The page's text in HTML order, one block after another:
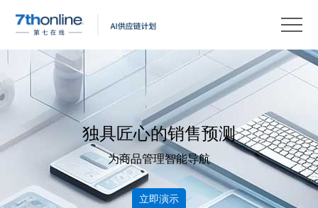
决
方
客
户
源
关 其易优库
助力电商降低库存风险，准确预警断货断码，及时补货
立即演示